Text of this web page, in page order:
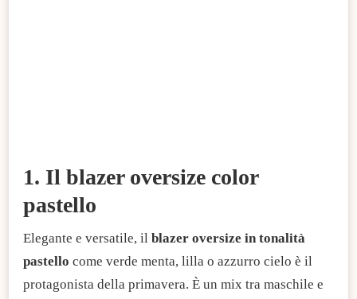
1. Il blazer oversize color
pastello
Elegante e versatile, il blazer oversize in tonalità
pastello come verde menta, lilla o azzurro cielo è il
protagonista della primavera. È un mix tra maschile e